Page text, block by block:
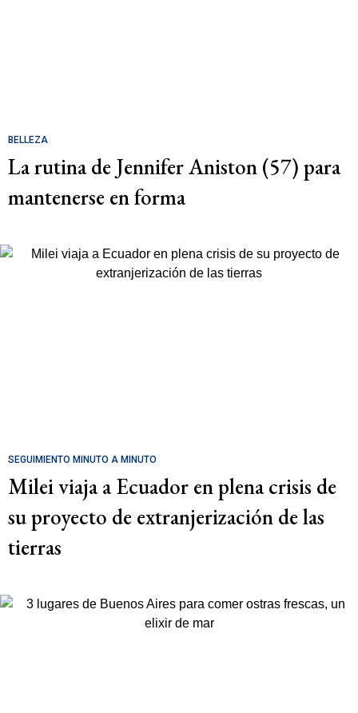
BELLEZA
La rutina de Jennifer Aniston (57) para
mantenerse en forma
SEGUIMIENTO MINUTO A MINUTO
Milei viaja a Ecuador en plena crisis de
su proyecto de extranjerización de las
tierras